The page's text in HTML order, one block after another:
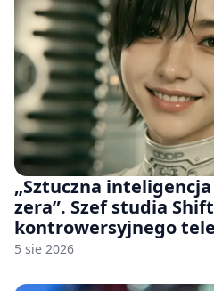
„Sztuczna
zera”. Szef studia
kontrowersyjnego
Stellar Blade: Blood
5 sie 2026